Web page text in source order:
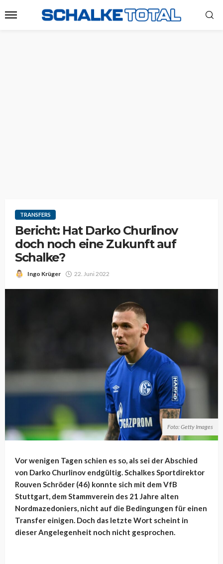
TRANSFERS
Bericht: Hat Darko Churlinov
doch noch eine Zukunft auf
Schalke?
Ingo Krüger 22. Juni 2022
Foto: Getty Images
Vor wenigen Tagen schien es so, als sei der Abschied
von Darko Churlinov endgültig. Schalkes Sportdirektor
Rouven Schröder (46) konnte sich mit dem VfB
Stuttgart, dem Stammverein des 21 Jahre alten
Nordmazedoniers, nicht auf die Bedingungen für einen
Transfer einigen. Doch das letzte Wort scheint in
dieser Angelegenheit noch nicht gesprochen.